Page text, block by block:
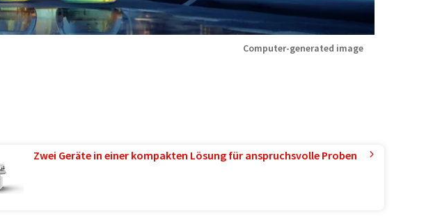
Computer-generated image
Zwei Geräte in einer kompakten Lösung für anspruchsvolle Proben